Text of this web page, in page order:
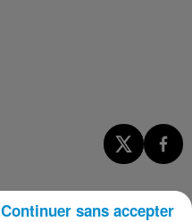
Continuer sans accepter